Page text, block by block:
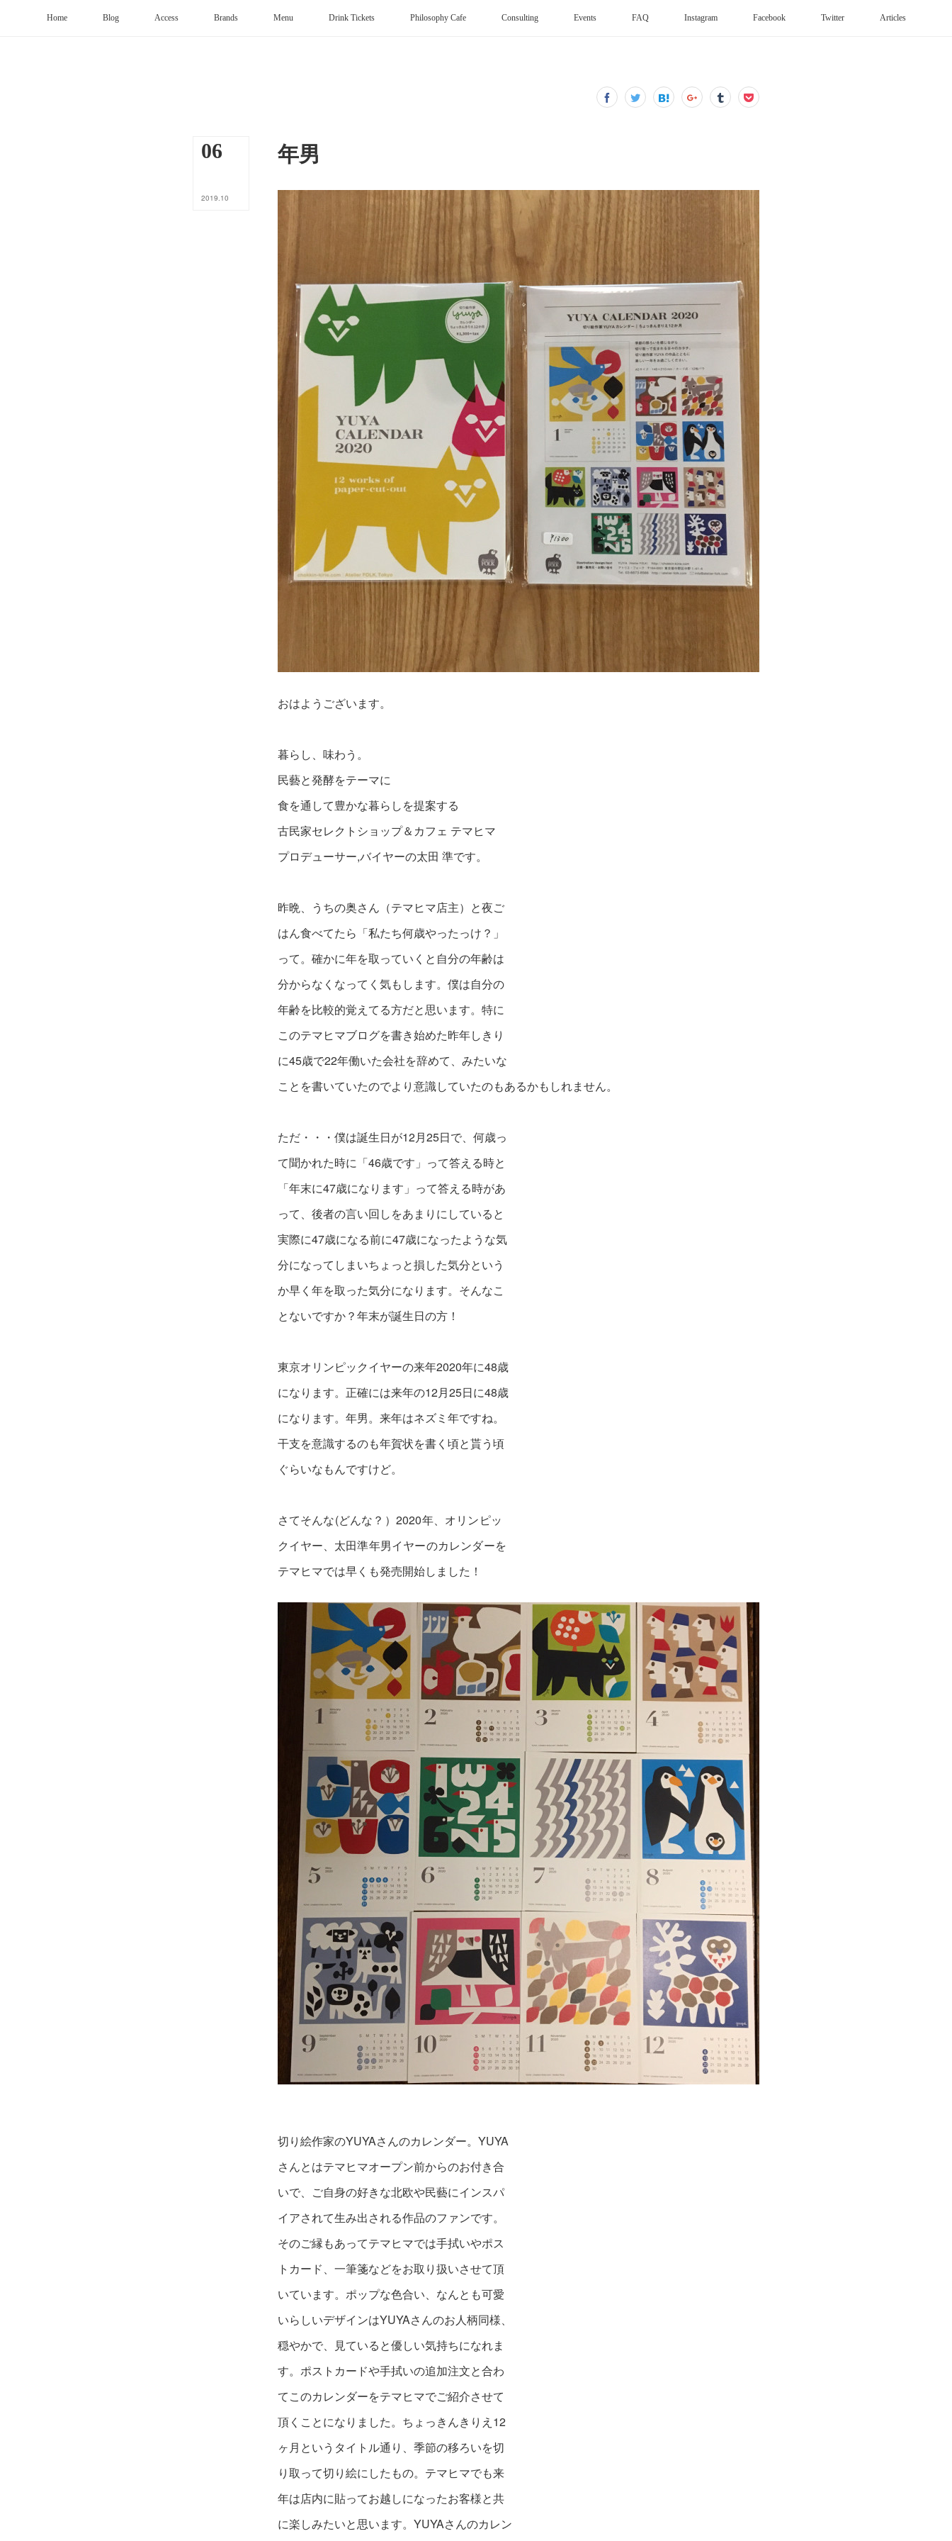
Home Blog Access Brands Menu Drink Tickets Philosophy Cafe Consulting Events FAQ Instagram Facebook Twitter Articles
06
2019.10
年男
おはようございます。
暮らし、味わう。
民藝と発酵をテーマに
食を通して豊かな暮らしを提案する
古民家セレクトショップ＆カフェ テマヒマ
プロデューサー,バイヤーの太田 準です。
昨晩、うちの奥さん（テマヒマ店主）と夜ご
はん食べてたら 「私たち何歳やったっけ？」
って。 確かに年を取っていくと自分の年齢は
分からなくなってく気もします。 僕は自分の
年齢を比較的覚えてる方だと思います。 特に
このテマヒマブログを書き始めた昨年しきり
に45歳で22年働いた会社を辞めて、みたいな
ことを書いていたのでより意識していたのもあるかもしれません。
ただ・・・僕は誕生日が12月25日で、何歳っ
て聞かれた時に 「46歳です」って答える時と
「年末に47歳になります」って答える時があ
って、後者の言い回しをあまりにしていると
実際に47歳になる前に47歳になったような気
分になってしまいちょっと損した気分という
か早く年を取った気分になります。 そんなこ
とないですか？年末が誕生日の方！
東京オリンピックイヤーの来年2020年に48歳
になります。 正確には来年の12月25日に48歳
になります。 年男。来年はネズミ年ですね。
干支を意識するのも年賀状を書く頃と貰う頃
ぐらいなもんですけど。
さてそんな(どんな？）2020年、オリンピッ
クイヤー、 太田準年男イヤーのカレンダーを
テマヒマでは早くも発売開始しました！
切り絵作家のYUYAさんのカレンダー。YUYA
さんとはテマヒマオープン前からのお付き合
いで、ご自身の好きな北欧や民藝にインスパ
イアされて生み出される作品のファンです。
そのご縁もあってテマヒマでは手拭いやポス
トカード、一筆箋などをお取り扱いさせて頂
いています。ポップな色合い、なんとも可愛
いらしいデザインはYUYAさんのお人柄同様、
穏やかで、見ていると優しい気持ちになれま
す。ポストカードや手拭いの追加注文と合わ
てこのカレンダーをテマヒマでご紹介させて
頂くことになりました。ちょっきんきりえ12
ヶ月というタイトル通り、季節の移ろいを切
り取って切り絵にしたもの。テマヒマでも来
年は店内に貼ってお越しになったお客様と共
に楽しみたいと思います。YUYAさんのカレン